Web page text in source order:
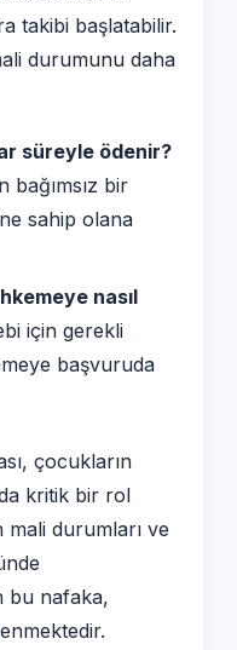
takibi başlatabilir.
durumunu daha
süreyle ödenir?
bağımsız bir
sahip olana
nasıl
için gerekli
başvuruda
çocukların
kritik bir rol
mali durumları ve
bu nafaka,